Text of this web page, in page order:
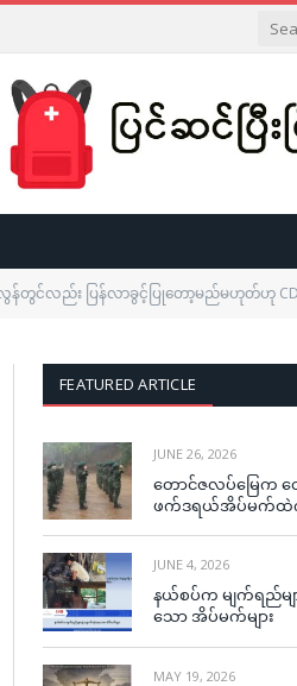
တွင်လည်း ပြန်လာခွင့်ပြုတော့မည်မဟုတ်ဟု CDF-
FEATURED ARTICLE
JUNE 26, 2026
တောင်ဇလပ်မြေက တ
ဖက်ဒရယ်အိပ်မက်
JUNE 4, 2026
နယ်စပ်က မျက်ရည်မျ
သော အိပ်မက်များ
MAY 19, 2026